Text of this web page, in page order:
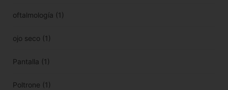
oftalmología (1)
ojo seco (1)
Pantalla (1)
Poltrone (1)